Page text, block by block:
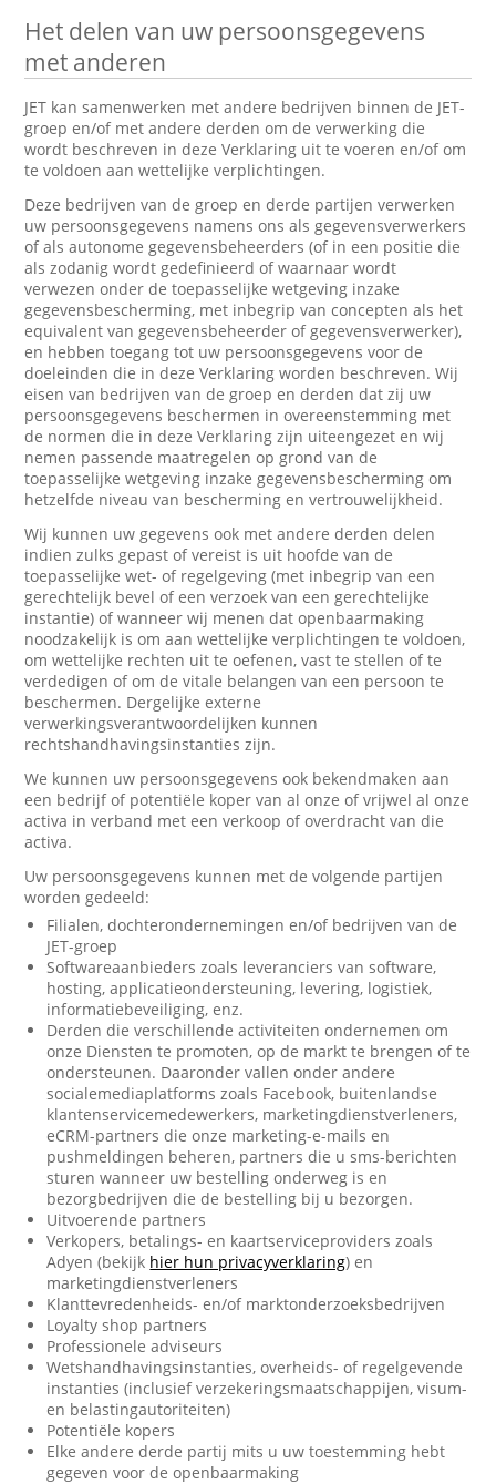
Het delen van uw persoonsgegevens
met anderen
JET kan samenwerken met andere bedrijven binnen de JET-
groep en/of met andere derden om de verwerking die
wordt beschreven in deze Verklaring uit te voeren en/of om
te voldoen aan wettelijke verplichtingen.
Deze bedrijven van de groep en derde partijen verwerken
uw persoonsgegevens namens ons als gegevensverwerkers
of als autonome gegevensbeheerders (of in een positie die
als zodanig wordt gedefinieerd of waarnaar wordt
verwezen onder de toepasselijke wetgeving inzake
gegevensbescherming, met inbegrip van concepten als het
equivalent van gegevensbeheerder of gegevensverwerker),
en hebben toegang tot uw persoonsgegevens voor de
doeleinden die in deze Verklaring worden beschreven. Wij
eisen van bedrijven van de groep en derden dat zij uw
persoonsgegevens beschermen in overeenstemming met
de normen die in deze Verklaring zijn uiteengezet en wij
nemen passende maatregelen op grond van de
toepasselijke wetgeving inzake gegevensbescherming om
hetzelfde niveau van bescherming en vertrouwelijkheid.
Wij kunnen uw gegevens ook met andere derden delen
indien zulks gepast of vereist is uit hoofde van de
toepasselijke wet- of regelgeving (met inbegrip van een
gerechtelijk bevel of een verzoek van een gerechtelijke
instantie) of wanneer wij menen dat openbaarmaking
noodzakelijk is om aan wettelijke verplichtingen te voldoen,
om wettelijke rechten uit te oefenen, vast te stellen of te
verdedigen of om de vitale belangen van een persoon te
beschermen. Dergelijke externe
verwerkingsverantwoordelijken kunnen
rechtshandhavingsinstanties zijn.
We kunnen uw persoonsgegevens ook bekendmaken aan
een bedrijf of potentiële koper van al onze of vrijwel al onze
activa in verband met een verkoop of overdracht van die
activa.
Uw persoonsgegevens kunnen met de volgende partijen
worden gedeeld:
Filialen, dochterondernemingen en/of bedrijven van de
JET-groep
Softwareaanbieders zoals leveranciers van software,
hosting, applicatieondersteuning, levering, logistiek,
informatiebeveiliging, enz.
Derden die verschillende activiteiten ondernemen om
onze Diensten te promoten, op de markt te brengen of te
ondersteunen. Daaronder vallen onder andere
socialemediaplatforms zoals Facebook, buitenlandse
klantenservicemedewerkers, marketingdienstverleners,
eCRM-partners die onze marketing-e-mails en
pushmeldingen beheren, partners die u sms-berichten
sturen wanneer uw bestelling onderweg is en
bezorgbedrijven die de bestelling bij u bezorgen.
Uitvoerende partners
Verkopers, betalings- en kaartserviceproviders zoals
Adyen (bekijk hier hun privacyverklaring) en
marketingdienstverleners
Klanttevredenheids- en/of marktonderzoeksbedrijven
Loyalty shop partners
Professionele adviseurs
Wetshandhavingsinstanties, overheids- of regelgevende
instanties (inclusief verzekeringsmaatschappijen, visum-
en belastingautoriteiten)
Potentiële kopers
Elke andere derde partij mits u uw toestemming hebt
gegeven voor de openbaarmaking